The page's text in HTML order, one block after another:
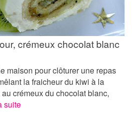
crémeux chocolat blanc
maison pour clôturer une repas
la fraicheur du kiwi à la
crémeux du chocolat blanc,
suite